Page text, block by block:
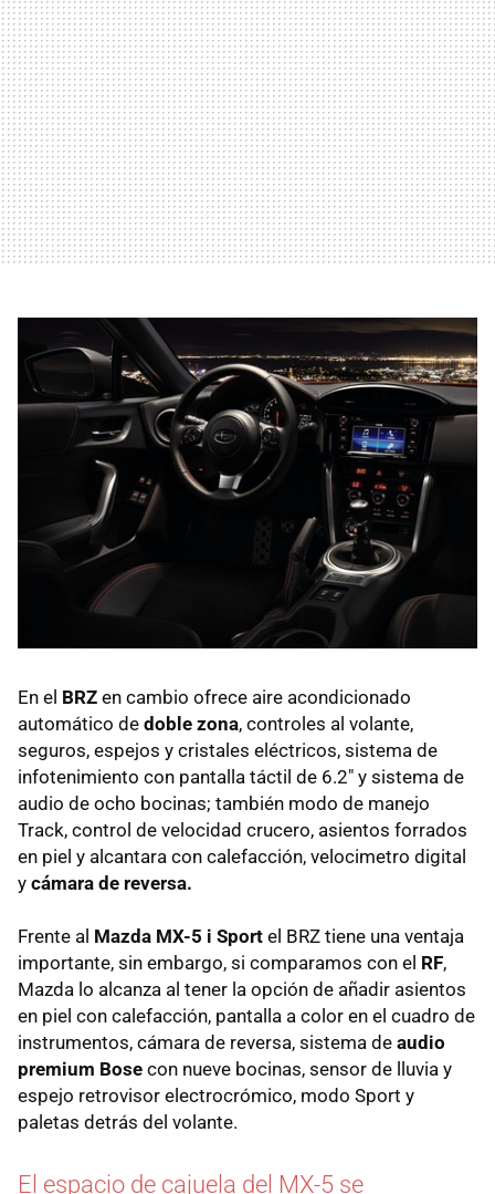
En el BRZ en cambio ofrece aire acondicionado
automático de doble zona, controles al volante,
seguros, espejos y cristales eléctricos, sistema de
infotenimiento con pantalla táctil de 6.2" y sistema de
audio de ocho bocinas; también modo de manejo
Track, control de velocidad crucero, asientos forrados
en piel y alcantara con calefacción, velocimetro digital
y cámara de reversa.
Frente al Mazda MX-5 i Sport el BRZ tiene una ventaja
importante, sin embargo, si comparamos con el RF,
Mazda lo alcanza al tener la opción de añadir asientos
en piel con calefacción, pantalla a color en el cuadro de
instrumentos, cámara de reversa, sistema de audio
premium Bose con nueve bocinas, sensor de lluvia y
espejo retrovisor electrocrómico, modo Sport y
paletas detrás del volante.
El espacio de cajuela del MX-5 se